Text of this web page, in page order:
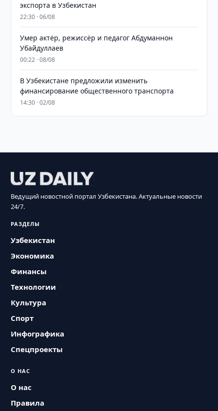
экспорта в Узбекистан
22:30 · 06/08
Умер актёр, режиссёр и педагог Абдуманнон
Убайдуллаев
00:22 · 08/08
В Узбекистане предложили изменить
финансирование общественного транспорта
14:30 · 02/08
Ведущий новостной портал Узбекистана. Актуальные новости
24/7.
РАЗДЕЛЫ
Узбекистан
Экономика
Финансы
Технологии
Культура
Спорт
Инфографика
Спецпроекты
О НАС
О нас
Правила